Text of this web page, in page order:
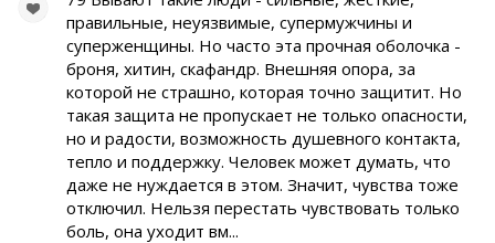
правильные, неуязвимые, супермужчины и
суперженщины. Но часто эта прочная оболочка -
броня, хитин, скафандр. Внешняя опора, за
которой не страшно, которая точно защитит. Но
такая защита не пропускает не только опасности,
но и радости, возможность душевного контакта,
тепло и поддержку. Человек может думать, что
даже не нуждается в этом. Значит, чувства тоже
отключил. Нельзя перестать чувствовать только
боль, она уходит вм...